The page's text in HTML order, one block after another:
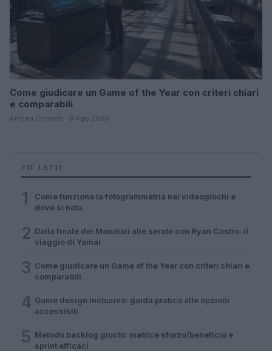
Come giudicare un Game of the Year con criteri chiari
e comparabili
Andrea Conforti · 9 Ago 2026
PIÙ LETTI
1
Come funziona la fotogrammetria nei videogiochi e
dove si nota
2 Dalla finale dei Mondiali alle serate con Ryan Castro: il
viaggio di Yamal
3 Come giudicare un Game of the Year con criteri chiari e
comparabili
4 Game design inclusivo: guida pratica alle opzioni
accessibili
5 Metodo backlog giochi: matrice sforzo/beneficio e
sprint efficaci